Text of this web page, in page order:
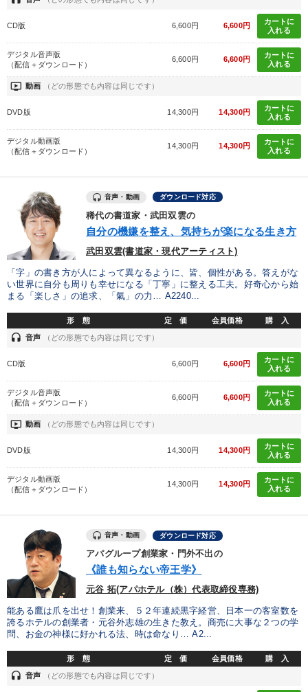
CD版 6,600円 6,600円
カートに
入れる
デジタル音声版
（配信＋ダウンロード）
6,600円 6,600円
カートに
入れる
ondemand_video 動画 （どの形態でも内容は同じです）
DVD版 14,300円 14,300円
カートに
入れる
デジタル動画版
（配信＋ダウンロード）
14,300円 14,300円
カートに
入れる
音声・動画 ダウンロード対応
稀代の書道家・武田双雲の
自分の機嫌を整え、気持ちが楽になる生き方
武田双雲(書道家・現代アーティスト)
「字」の書き方が人によって異なるように、皆、個性がある。答えがな
い世界に自分も周りも幸せになる「丁寧」に整える工夫。好奇心から始
まる「楽しさ」の追求、「氣」の力… A2240...
形 態 定 価 会員価格 購 入
headset 音声 （どの形態でも内容は同じです）
CD版 6,600円 6,600円
カートに
入れる
デジタル音声版
（配信＋ダウンロード）
6,600円 6,600円
カートに
入れる
ondemand_video 動画 （どの形態でも内容は同じです）
DVD版 14,300円 14,300円
カートに
入れる
デジタル動画版
（配信＋ダウンロード）
14,300円 14,300円
カートに
入れる
音声・動画 ダウンロード対応
アパグループ創業家・門外不出の
《誰も知らない帝王学》
元谷 拓(アパホテル（株）代表取締役専務)
能ある鷹は爪を出せ！創業来、５２年連続黒字経営、日本一の客室数を
誇るホテルの創業者・元谷外志雄の生きた教え。商売に大事な２つの学
問、お金の神様に好かれる法、時は命なり… A2...
形 態 定 価 会員価格 購 入
headset 音声 （どの形態でも内容は同じです）